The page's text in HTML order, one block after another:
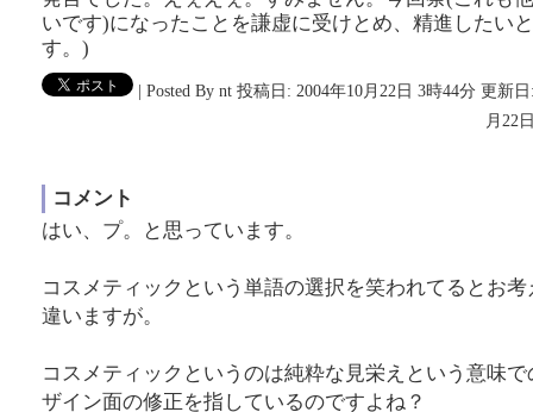
いです)になったことを謙虚に受けとめ、精進したい
す。)
| Posted By nt 投稿日: 2004年10月22日 3時44分 更新日
月22
コメント
はい、プ。と思っています。
コスメティックという単語の選択を笑われてるとお考
違いますが。
コスメティックというのは純粋な見栄えという意味で
ザイン面の修正を指しているのですよね？